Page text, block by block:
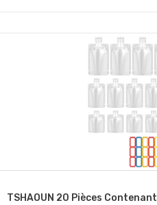
TSHAOUN 20 Pièces